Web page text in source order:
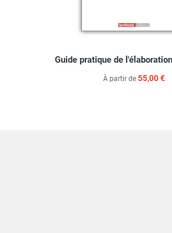
Guide pratique de
À partir de55,00 €